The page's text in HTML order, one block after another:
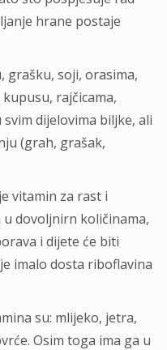
hrane postaje
grašku, soji, orasima,
rajčicama,
dijelovima biljke, ali
(grah, grašak,
vitamin za rast i
dovoljnirn količinama,
i dijete će biti
imalo dosta riboflavina
su: mlijeko, jetra,
Osim toga ima ga u